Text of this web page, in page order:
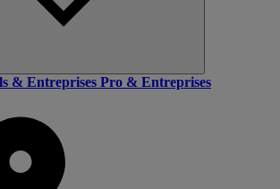
& Entreprises Pro & Entreprises